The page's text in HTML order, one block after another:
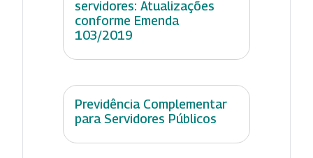
servidores: Atualizações
conforme Emenda
103/2019
Previdência Complementar
para Servidores Públicos